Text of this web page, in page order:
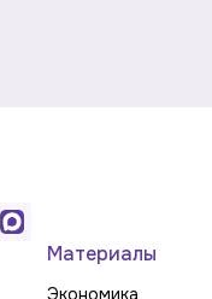
Материалы
Экономика